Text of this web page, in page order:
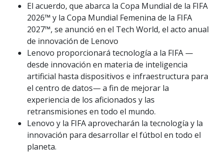
El acuerdo, que abarca la Copa Mundial de la FIFA
2026™ y la Copa Mundial Femenina de la FIFA
2027™, se anunció en el Tech World, el acto anual
de innovación de Lenovo
Lenovo proporcionará tecnología a la FIFA —
desde innovación en materia de inteligencia
artificial hasta dispositivos e infraestructura para
el centro de datos— a fin de mejorar la
experiencia de los aficionados y las
retransmisiones en todo el mundo.
Lenovo y la FIFA aprovecharán la tecnología y la
innovación para desarrollar el fútbol en todo el
planeta.